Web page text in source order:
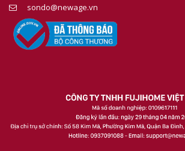
sondo@newage.vn